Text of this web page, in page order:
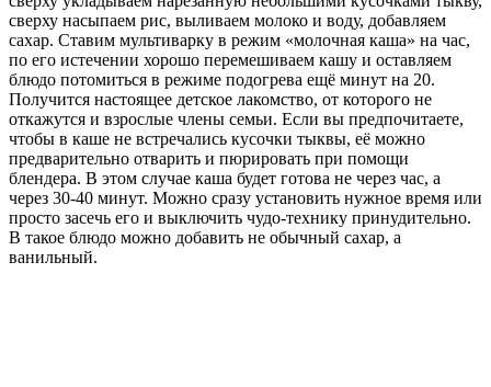
сверху насыпаем рис, выливаем молоко и воду, добавляем
сахар. Ставим мультиварку в режим «молочная каша» на час,
по его истечении хорошо перемешиваем кашу и оставляем
блюдо потомиться в режиме подогрева ещё минут на 20.
Получится настоящее детское лакомство, от которого не
откажутся и взрослые члены семьи. Если вы предпочитаете,
чтобы в каше не встречались кусочки тыквы, её можно
предварительно отварить и пюрировать при помощи
блендера. В этом случае каша будет готова не через час, а
через 30-40 минут. Можно сразу установить нужное время или
просто засечь его и выключить чудо-технику принудительно.
В такое блюдо можно добавить не обычный сахар, а
ванильный.